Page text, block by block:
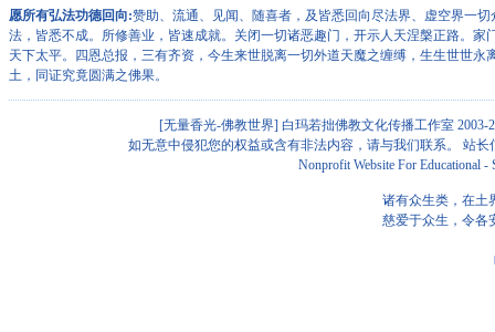
愿所有弘法功德回向:赞助、流通、见闻、随喜者，及皆悉回向尽法界、虚空界一
法，皆悉不成。所修善业，皆速成就。关闭一切诸恶趣门，开示人天涅槃正路。
天下太平。四恩总报，三有齐资，今生来世脱离一切外道天魔之缠缚，生生世世
土，同证究竟圆满之佛果。
[无量香光-佛教世界] 白玛若拙佛教文化传播工作室 2003-
如无意中侵犯您的权益或含有非法内容，请与我们联系。 站长
Nonprofit Website For Educational
诸有众生类，在土
慈爱于众生，令各